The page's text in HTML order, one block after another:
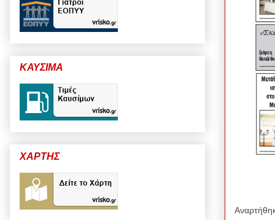
ΚΑΥΣΙΜΑ
ΧΑΡΤΗΣ